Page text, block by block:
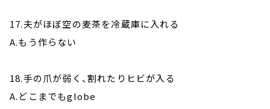
17.夫がほぼ空の麦茶を冷蔵庫に入れる
A.もう作らない
18.手の爪が弱く、割れたりヒビが入る
A.どこまでもglobe